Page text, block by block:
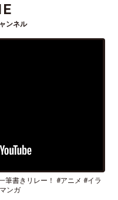
ンネル
筆書きリレー！ #アニメ #イラ
ンガ